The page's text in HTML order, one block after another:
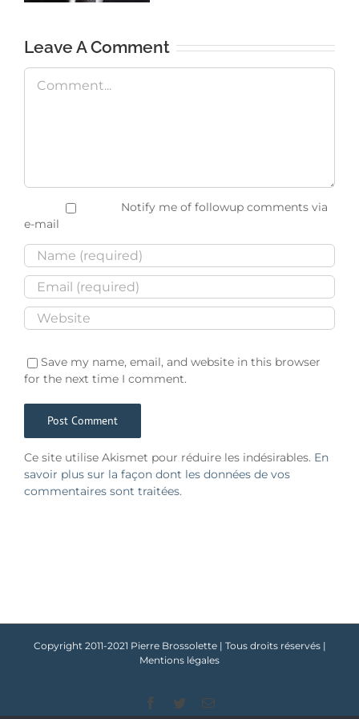
Leave A Comment
Comment
Notify me of followup comments via
e-mail
Save my name, email, and website in this browser
for the next time I comment.
Ce site utilise Akismet pour réduire les indésirables. En
savoir plus sur la façon dont les données de vos
commentaires sont traitées.
Copyright 2011-2021 Pierre Brossolette | Tous droits réservés |
Mentions légales
Facebook
TwitterEmail